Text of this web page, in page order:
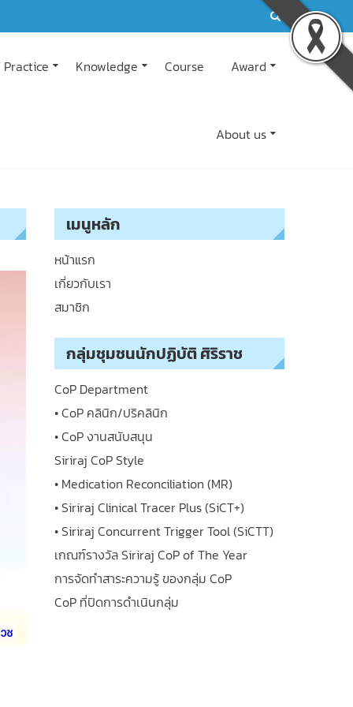
Knowledge Course Award
About us
เมนูหลัก
หน้าแรก
เกี่ยวกับเรา
สมาชิก
กลุ่มชุมชนนักปฏิบัติ ศิริราช
CoP Department
• CoP คลินิก/ปริคลินิก
• CoP งานสนับสนุน
Siriraj CoP Style
• Medication Reconciliation (MR)
• Siriraj Clinical Tracer Plus (SiCT+)
• Siriraj Concurrent Trigger Tool (SiCTT)
เกณฑ์รางวัล Siriraj CoP of The Year
การจัดทำสาระความรู้ ของกลุ่ม CoP
CoP ที่ปิดการดำเนินกลุ่ม